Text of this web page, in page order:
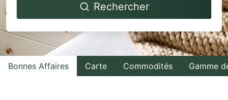
to
interact
with
the
backward
to
interact
with
the
Rechercher
Bonnes Affaires Carte Commodités Gamme